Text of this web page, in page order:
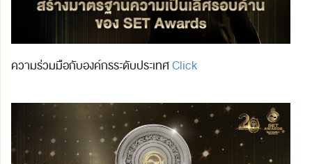
ความร่วมมือกับองค์กรระดับประเทศClick